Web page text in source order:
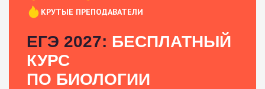
КРУТЫЕ ПРЕПОДАВАТЕЛИ
ЕГЭ 2027: БЕСПЛАТНЫЙ
КУРС
ПО БИОЛОГИИ